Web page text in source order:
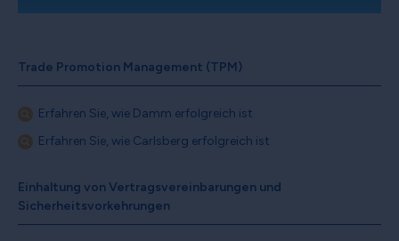
Trade Promotion Management (TPM)
Erfahren Sie, wie Damm erfolgreich ist
Erfahren Sie, wie Carlsberg erfolgreich ist
Einhaltung von Vertragsvereinbarungen und
Sicherheitsvorkehrungen